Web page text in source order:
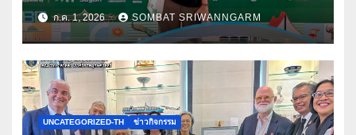
เลือกนำเสนอผลงานวิจัยในการประชุม
วิชาการนานาชาติ ATBC 2026 พร้อมรับ
ก.ค. 1, 2026 SOMBAT SRIWANNGARM
UNCATEGORIZED-TH ข่าวกิจกรรม